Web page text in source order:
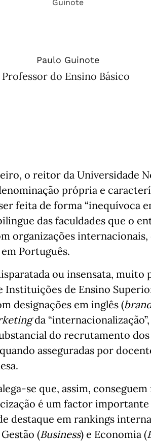
Paulo Guinote
Professor do Ensino Básico
o reitor da Universidade
própria e
feita de forma “inequívoca
das faculdades que o
organizações internacionais,
Português.
ou insensata, muito
Instituições de Ensino
designações em inglês (
da
do recrutamento dos
asseguradas por
se que, assim,
é um factor importante
destaque em rankings
(Business) e Economia (